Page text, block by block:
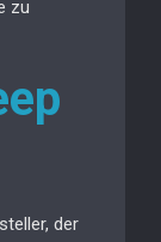
zu
der